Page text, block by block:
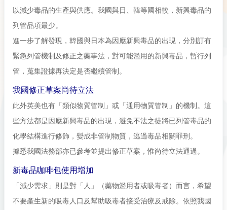
以減少毒品的生產與供應。我國與日、韓等國相較，新興毒品的
列管品項最少。
進一步了解發現，韓國與日本為因應新興毒品的出現，分別訂有
緊急列管機制及修正之藥事法，對可能濫用的新興毒品，暫行列
管，蒐集證據再決定是否繼續管制。
我國修正草案尚待立法
此外英美也有「類似物質管制」或「通用物質管制」的機制。這
些方法都是因應新興毒品的出現，避免不法之徒將已列管毒品的
化學結構進行修飾，變成非管制物質，逃過毒品相關罪刑。
據悉我國法務部亦已參考並提出修正草案，惟尚待立法通過。
新毒品咖啡包使用增加
「減少需求」則是對「人」（藥物濫用者或吸毒者）而言，希望
不要產生新的吸毒人口及幫助吸毒者接受治療及戒除。依照我國